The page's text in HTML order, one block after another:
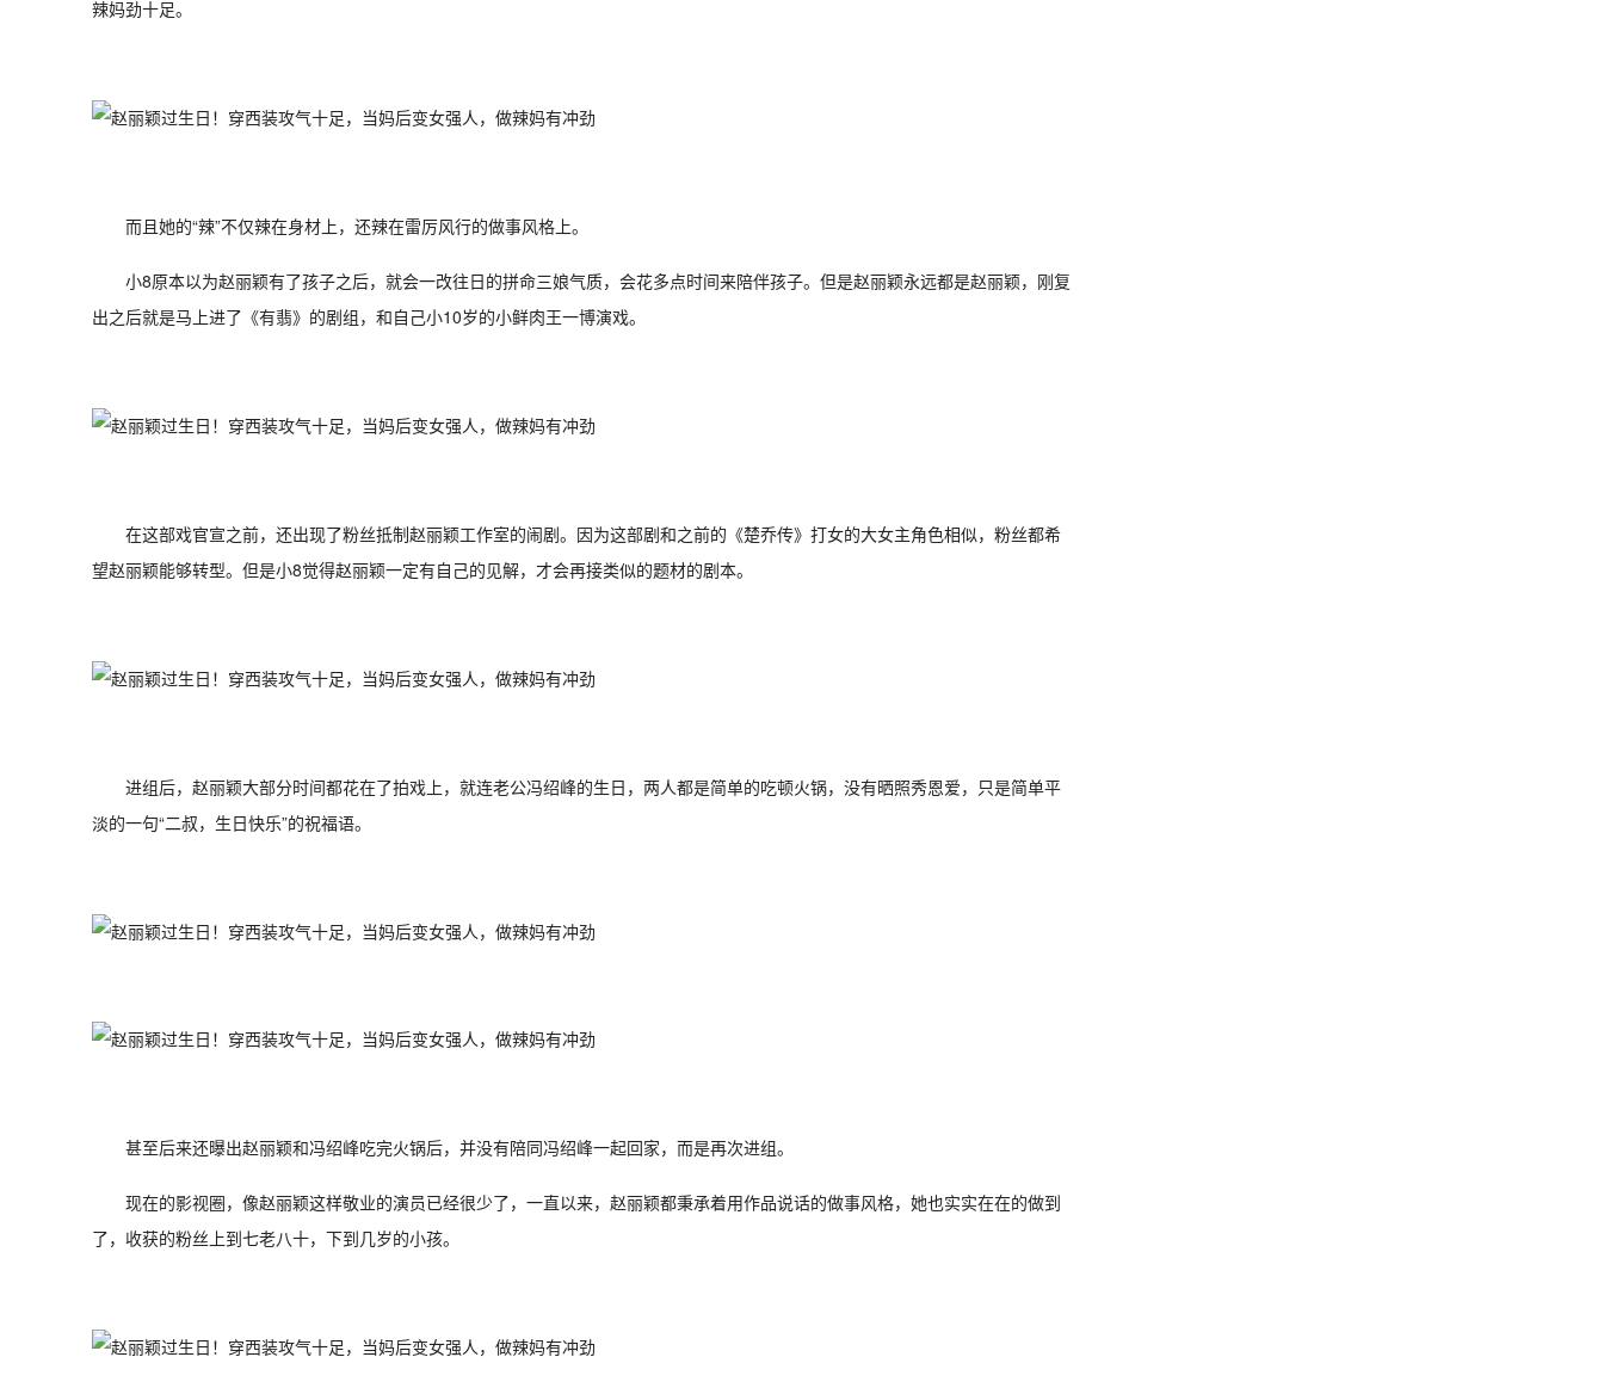
辣妈劲十足。
而且她的“辣”不仅辣在身材上，还辣在雷厉风行的做事风格上。
小8原本以为赵丽颖有了孩子之后，就会一改往日的拼命三娘气质，会花多点时间来陪伴孩子。但是赵丽颖永远都是赵丽颖，刚复
出之后就是马上进了《有翡》的剧组，和自己小10岁的小鲜肉王一博演戏。
在这部戏官宣之前，还出现了粉丝抵制赵丽颖工作室的闹剧。因为这部剧和之前的《楚乔传》打女的大女主角色相似，粉丝都希
望赵丽颖能够转型。但是小8觉得赵丽颖一定有自己的见解，才会再接类似的题材的剧本。
进组后，赵丽颖大部分时间都花在了拍戏上，就连老公冯绍峰的生日，两人都是简单的吃顿火锅，没有晒照秀恩爱，只是简单平
淡的一句“二叔，生日快乐”的祝福语。
甚至后来还曝出赵丽颖和冯绍峰吃完火锅后，并没有陪同冯绍峰一起回家，而是再次进组。
现在的影视圈，像赵丽颖这样敬业的演员已经很少了，一直以来，赵丽颖都秉承着用作品说话的做事风格，她也实实在在的做到
了，收获的粉丝上到七老八十，下到几岁的小孩。